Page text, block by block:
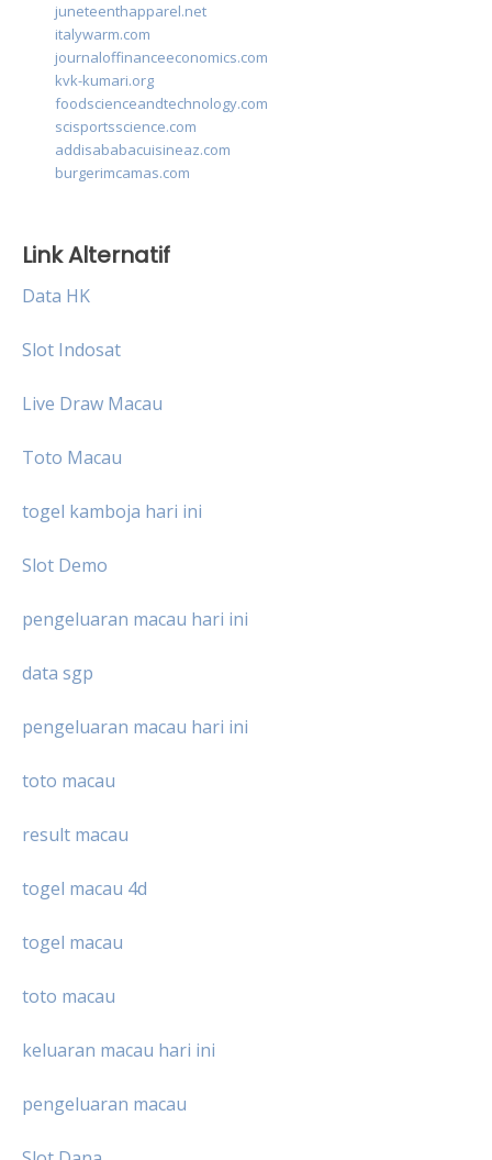
juneteenthapparel.net
italywarm.com
journaloffinanceeconomics.com
kvk-kumari.org
foodscienceandtechnology.com
scisportsscience.com
addisababacuisineaz.com
burgerimcamas.com
Link Alternatif
Data HK
Slot Indosat
Live Draw Macau
Toto Macau
togel kamboja hari ini
Slot Demo
pengeluaran macau hari ini
data sgp
pengeluaran macau hari ini
toto macau
result macau
togel macau 4d
togel macau
toto macau
keluaran macau hari ini
pengeluaran macau